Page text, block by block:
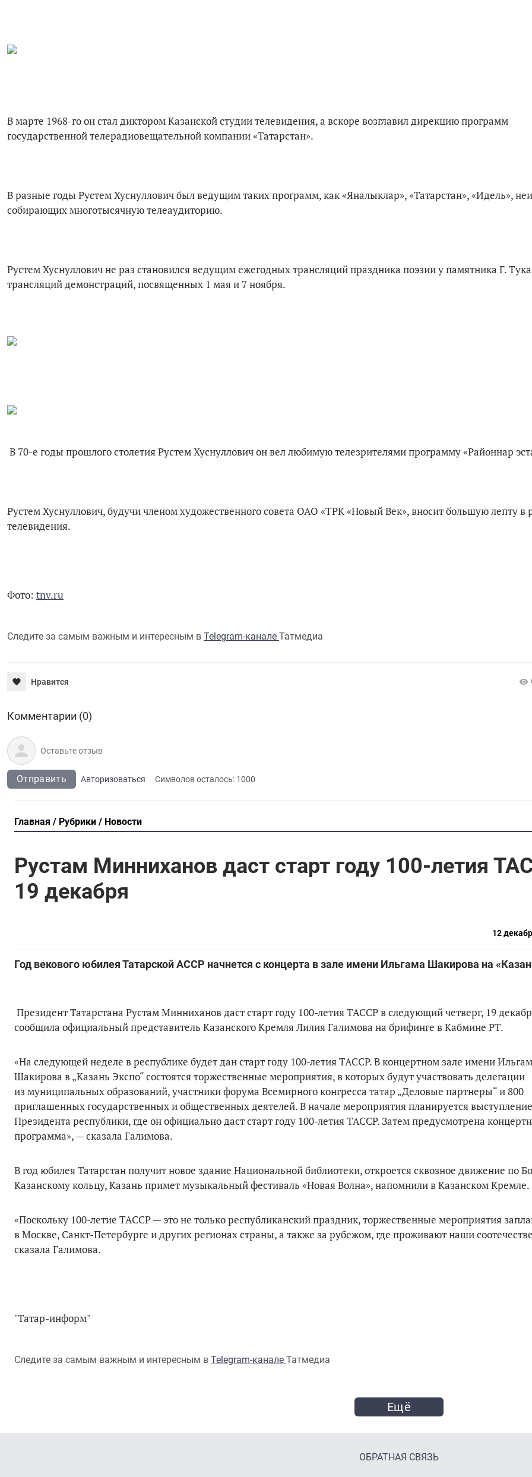
В марте 1968-го он стал диктором Казанской студии телевидения, а вскоре возглавил дирекцию программ
государственной телерадиовещательной компании «Татарстан».
В разные годы Рустем Хуснуллович был ведущим таких программ, как «Яналыклар», «Татарстан», «Идель»,
собирающих многотысячную телеаудиторию.
Рустем Хуснуллович не раз становился ведущим ежегодных трансляций праздника поэзии у памятника Г.
трансляций демонстраций, посвященных 1 мая и 7 ноября.
В 70-е годы прошлого столетия Рустем Хуснуллович он вел любимую телезрителями программу «Районнар
Рустем Хуснуллович, будучи членом художественного совета ОАО «ТРК «Новый Век», вносит большую лепту в
телевидения.
Фото: tnv.ru
Следите за самым важным и интересным в Telegram-канале Татмедиа
Нравится
Комментарии (0)
Отправить Авторизоваться Символов осталось: 1000
Главная Рубрики Новости
Рустам Минниханов даст старт году 100-летия
19 декабря
12
Год векового юбилея Татарской АССР начнется с концерта в зале имени Ильгама Шакирова на
Президент Татарстана Рустам Минниханов даст старт году 100-летия ТАССР в следующий четверг, 19
сообщила официальный представитель Казанского Кремля Лилия Галимова на брифинге в Кабмине РТ.
«На следующей неделе в республике будет дан старт году 100-летия ТАССР. В концертном зале имени
Шакирова в „Казань Экспо“ состоятся торжественные мероприятия, в которых будут участвовать делегации
из муниципальных образований, участники форума Всемирного конгресса татар „Деловые партнеры“ и 800
приглашенных государственных и общественных деятелей. В начале мероприятия планируется выступление
Президента республики, где он официально даст старт году 100-летия ТАССР. Затем предусмотрена
программа», — сказала Галимова.
В год юбилея Татарстан получит новое здание Национальной библиотеки, откроется сквозное движение по
Казанскому кольцу, Казань примет музыкальный фестиваль «Новая Волна», напомнили в Казанском Кремле.
«Поскольку 100-летие ТАССР — это не только республиканский праздник, торжественные мероприятия
в Москве, Санкт-Петербурге и других регионах страны, а также за рубежом, где проживают наши
сказала Галимова.
"Татар-информ"
Следите за самым важным и интересным в Telegram-канале Татмедиа
Ещё
ОБРАТНАЯ СВЯЗЬ